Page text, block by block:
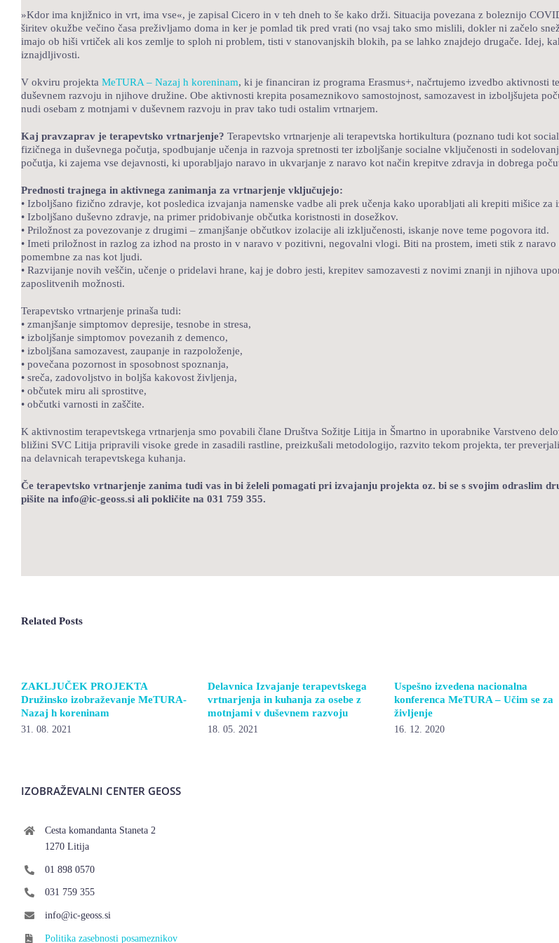
»Kdor ima knjižnico in vrt, ima vse«, je zapisal Cicero in v teh dneh to še kako drži. Situacija povezana z boleznijo
širitev okužbe večino časa preživljamo doma in ker je pomlad tik pred vrati (no vsaj tako smo mislili, dokler ni začelo
imajo ob hiši vrtiček ali kos zemlje to sploh ni problem, tisti v stanovanjskih blokih, pa se lahko znajdejo drugače. Idej,
iznajdljivosti.
V okviru projekta MeTURA – Nazaj h koreninam, ki je financiran iz programa Erasmus+, načrtujemo izvedbo aktivnosti
duševnem razvoju in njihove družine. Obe aktivnosti krepita posameznikovo samostojnost, samozavest in izboljšujeta
nudi osebam z motnjami v duševnem razvoju in prav tako tudi ostalim vrtnarjem.
Kaj pravzaprav je terapevtsko vrtnarjenje? Terapevtsko vrtnarjenje ali terapevtska hortikultura (poznano tudi kot
fizičnega in duševnega počutja, spodbujanje učenja in razvoja spretnosti ter izboljšanje socialne vključenosti in
počutja, ki zajema vse dejavnosti, ki uporabljajo naravo in ukvarjanje z naravo kot način krepitve zdravja in dobrega
Prednosti trajnega in aktivnega zanimanja za vrtnarjenje vključujejo:
• Izboljšano fizično zdravje, kot posledica izvajanja namenske vadbe ali prek učenja kako uporabljati ali krepiti mišice
• Izboljšano duševno zdravje, na primer pridobivanje občutka koristnosti in dosežkov.
• Priložnost za povezovanje z drugimi – zmanjšanje občutkov izolacije ali izključenosti, iskanje nove teme pogovora itd.
• Imeti priložnost in razlog za izhod na prosto in v naravo v pozitivni, negovalni vlogi. Biti na prostem, imeti stik z
pomembne za nas kot ljudi.
• Razvijanje novih veščin, učenje o pridelavi hrane, kaj je dobro jesti, krepitev samozavesti z novimi znanji in njihova
zaposlitvenih možnosti.
Terapevtsko vrtnarjenje prinaša tudi:
• zmanjšanje simptomov depresije, tesnobe in stresa,
• izboljšanje simptomov povezanih z demenco,
• izboljšana samozavest, zaupanje in razpoloženje,
• povečana pozornost in sposobnost spoznanja,
• sreča, zadovoljstvo in boljša kakovost življenja,
• občutek miru ali sprostitve,
• občutki varnosti in zaščite.
K aktivnostim terapevtskega vrtnarjenja smo povabili člane Društva Sožitje Litija in Šmartno in uporabnike Varstveno
bližini SVC Litija pripravili visoke grede in zasadili rastline, preizkušali metodologijo, razvito tekom projekta, ter
na delavnicah terapevtskega kuhanja.
Če terapevtsko vrtnarjenje zanima tudi vas in bi želeli pomagati pri izvajanju projekta oz. bi se s svojim odraslim
pišite na info@ic-geoss.si ali pokličite na 031 759 355.
Related Posts
ZAKLJUČEK PROJEKTA
Družinsko izobraževanje MeTURA-
Nazaj h koreninam
31. 08. 2021
Delavnica Izvajanje terapevtskega
vrtnarjenja in kuhanja za osebe z
motnjami v duševnem razvoju
18. 05. 2021
Uspešno izvedena nacionalna
konferenca MeTURA – Učim se za
življenje
16. 12. 2020
IZOBRAŽEVALNI CENTER GEOSS
Cesta komandanta Staneta 2
1270 Litija
01 898 0570
031 759 355
info@ic-geoss.si
Politika zasebnosti posameznikov